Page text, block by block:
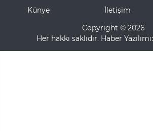
Künye İletişim
Copyright © 2026
Her hakkı saklıdır. Haber Yazılımı: